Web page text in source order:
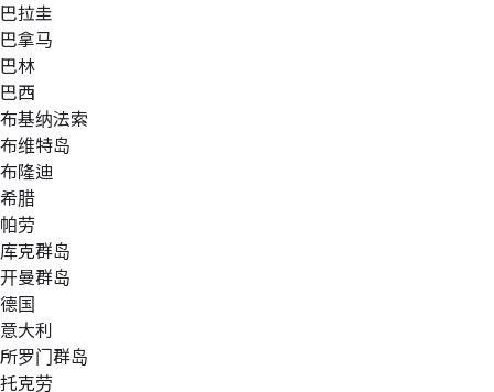
巴拉圭
巴拿马
巴林
巴西
布基纳法索
布维特岛
布隆迪
希腊
帕劳
库克群岛
开曼群岛
德国
意大利
所罗门群岛
托克劳